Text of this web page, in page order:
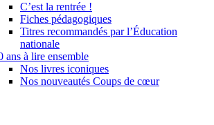
C’est la rentrée !
Fiches pédagogiques
Titres recommandés par l’Éducation
nationale
ans à lire ensemble
Nos livres iconiques
Nos nouveautés Coups de cœur